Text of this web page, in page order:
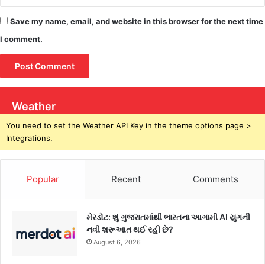
Save my name, email, and website in this browser for the next time
I comment.
Weather
You need to set the Weather API Key in the theme options page >
Integrations.
Popular Recent Comments
મેરડોટ: શું ગુજરાતમાંથી ભારતના આગામી AI યુગની
નવી શરૂઆત થઈ રહી છે?
August 6, 2026